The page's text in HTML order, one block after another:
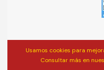
Usamos cookies para
Consultar más en